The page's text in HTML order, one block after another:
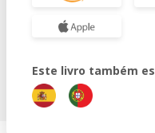
Este livro também